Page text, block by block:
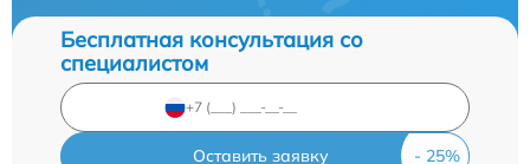
Бесплатная консультация со
специалистом
Оставить заявку